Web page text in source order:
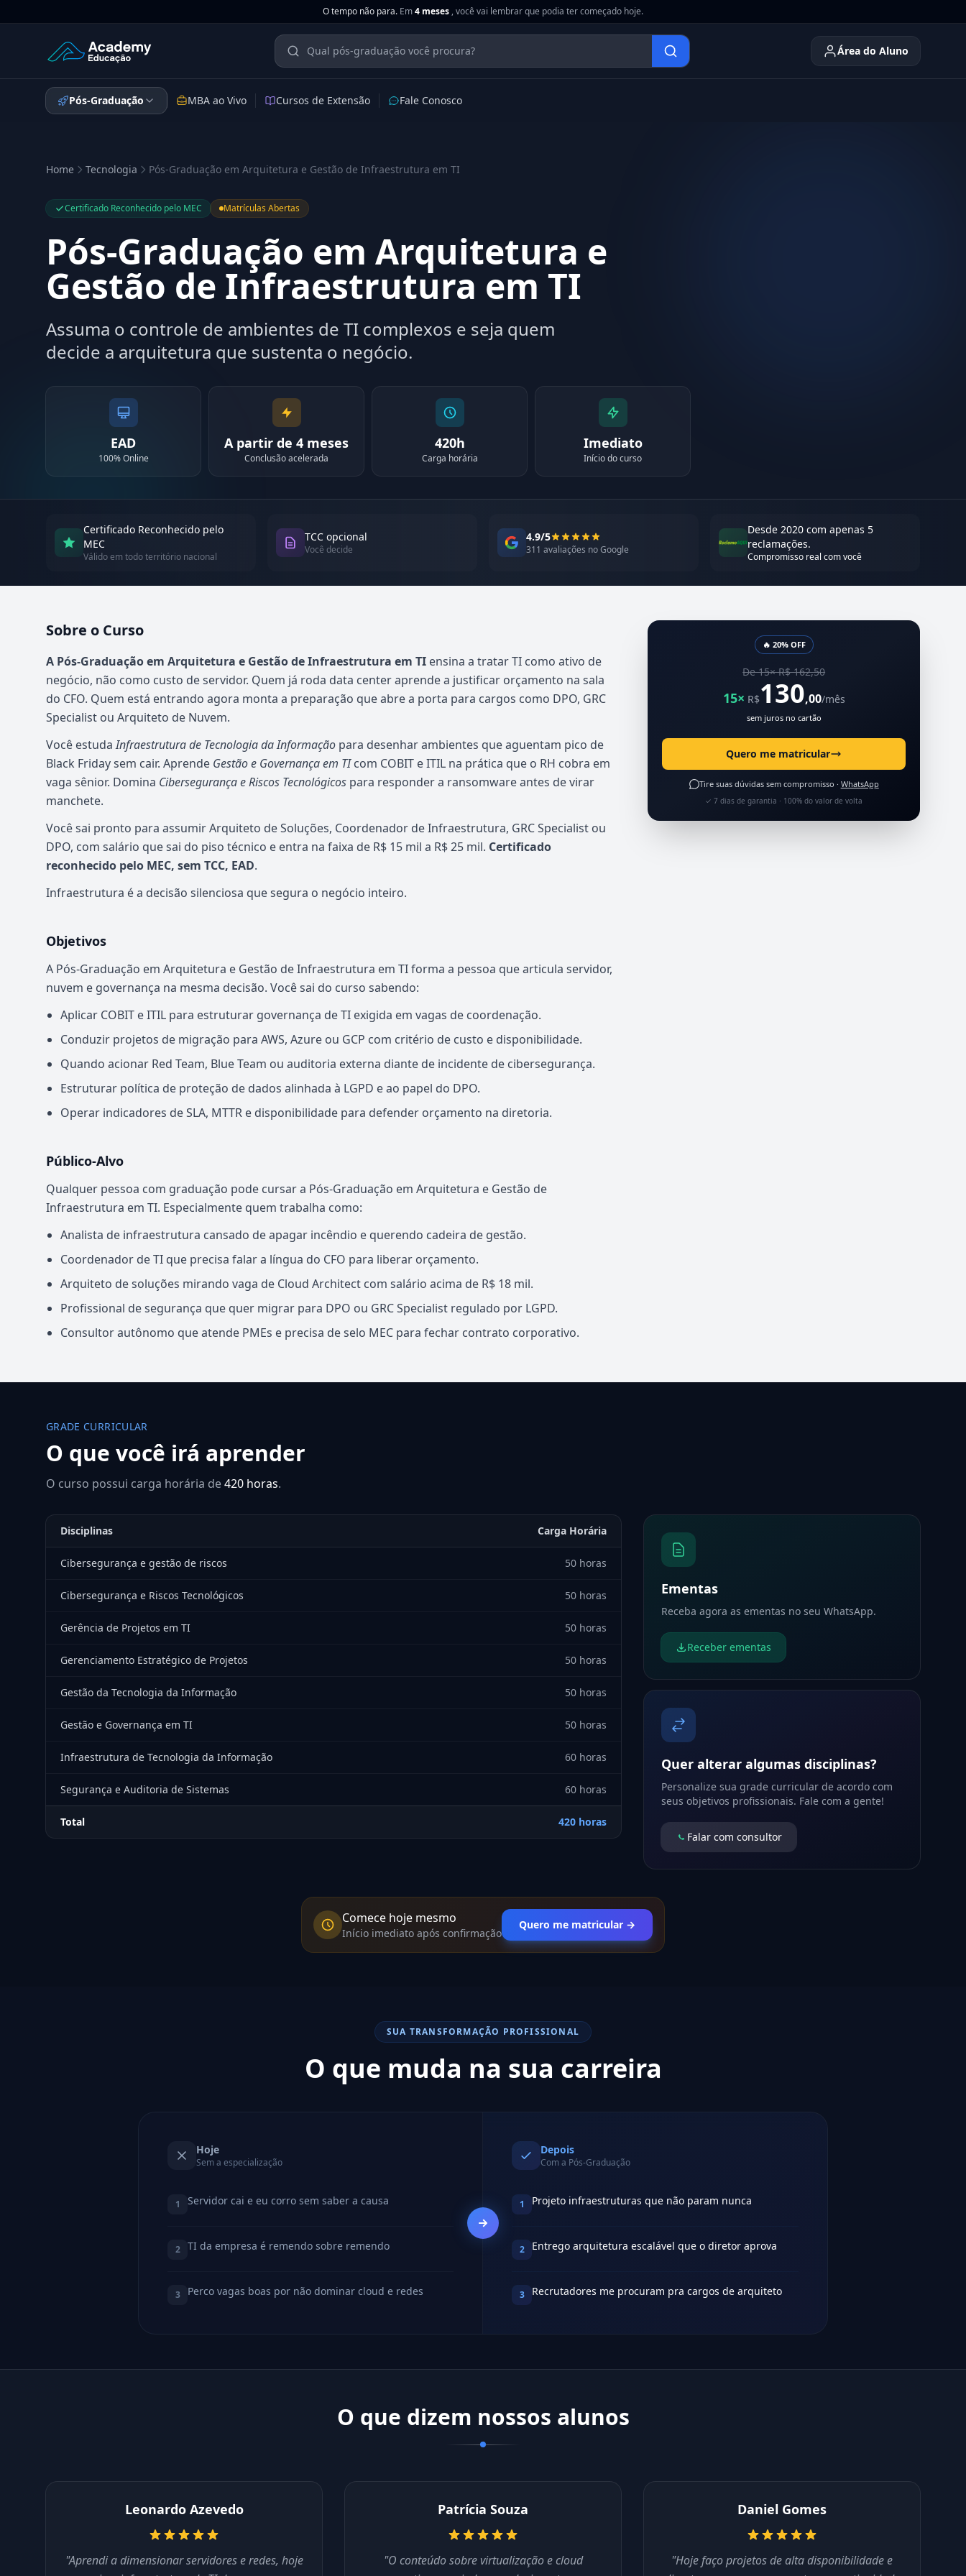
O tempo não para. Em4 meses , você vai lembrar que podia ter começado hoje.
Academy Educação — Página Inicial Área do Aluno
Pós-Graduação MBA ao Vivo Cursos de Extensão Fale Conosco
Home Tecnologia Pós-Graduação em Arquitetura e Gestão de Infraestrutura em TI
Certificado Reconhecido pelo MEC Matrículas Abertas
Pós-Graduação em Arquitetura e
Gestão de Infraestrutura em TI
Assuma o controle de ambientes de TI complexos e seja quem
decide a arquitetura que sustenta o negócio.
EAD
100% Online
A partir de 4 meses
Conclusão acelerada
420h
Carga horária
Imediato
Início do curso
Certificado Reconhecido pelo
MEC
Válido em todo território nacional
TCC opcional
Você decide
4.9/5
311 avaliações no Google
Desde 2020 com apenas 5
reclamações.
Compromisso real com você
Sobre o Curso
Atualizado em abril de 2026
A Pós-Graduação em Arquitetura e Gestão de Infraestrutura em TI ensina a tratar TI como ativo de
negócio, não como custo de servidor. Quem já roda data center aprende a justificar orçamento na sala
do CFO. Quem está entrando agora monta a preparação que abre a porta para cargos como DPO, GRC
Specialist ou Arquiteto de Nuvem.
Você estudaInfraestrutura de Tecnologia da Informação para desenhar ambientes que aguentam pico de
Black Friday sem cair. Aprende Gestão e Governança em TIcom COBIT e ITIL na prática que o RH cobra em
vaga sênior. Domina Cibersegurança e Riscos Tecnológicos para responder a ransomware antes de virar
manchete.
Você sai pronto para assumir Arquiteto de Soluções, Coordenador de Infraestrutura, GRC Specialist ou
DPO, com salário que sai do piso técnico e entra na faixa de R$ 15 mil a R$ 25 mil. Certificado
reconhecido pelo MEC, sem TCC, EAD.
Infraestrutura é a decisão silenciosa que segura o negócio inteiro.
Objetivos
A Pós-Graduação em Arquitetura e Gestão de Infraestrutura em TI forma a pessoa que articula servidor,
nuvem e governança na mesma decisão. Você sai do curso sabendo:
Aplicar COBIT e ITIL para estruturar governança de TI exigida em vagas de coordenação.
Conduzir projetos de migração para AWS, Azure ou GCP com critério de custo e disponibilidade.
Quando acionar Red Team, Blue Team ou auditoria externa diante de incidente de cibersegurança.
Estruturar política de proteção de dados alinhada à LGPD e ao papel do DPO.
Operar indicadores de SLA, MTTR e disponibilidade para defender orçamento na diretoria.
Público-Alvo
Qualquer pessoa com graduação pode cursar a Pós-Graduação em Arquitetura e Gestão de
Infraestrutura em TI. Especialmente quem trabalha como:
Analista de infraestrutura cansado de apagar incêndio e querendo cadeira de gestão.
Coordenador de TI que precisa falar a língua do CFO para liberar orçamento.
Arquiteto de soluções mirando vaga de Cloud Architect com salário acima de R$ 18 mil.
Profissional de segurança que quer migrar para DPO ou GRC Specialist regulado por LGPD.
Consultor autônomo que atende PMEs e precisa de selo MEC para fechar contrato corporativo.
🔥 20% OFF
De 15× R$ 162,50
15× R$130,00/mês
sem juros no cartão
Quero me matricular
Tire suas dúvidas sem compromisso · WhatsApp
✓ 7 dias de garantia · 100% do valor de volta
GRADE CURRICULAR
O que você irá aprender
O curso possui carga horária de420 horas.
Disciplinas Carga Horária
Cibersegurança e gestão de riscos 50 horas
Cibersegurança e Riscos Tecnológicos 50 horas
Gerência de Projetos em TI 50 horas
Gerenciamento Estratégico de Projetos 50 horas
Gestão da Tecnologia da Informação 50 horas
Gestão e Governança em TI 50 horas
Infraestrutura de Tecnologia da Informação 60 horas
Segurança e Auditoria de Sistemas 60 horas
Total 420 horas
Ementas
Receba agora as ementas no seu WhatsApp.
Receber ementas
Quer alterar algumas disciplinas?
Personalize sua grade curricular de acordo com
seus objetivos profissionais. Fale com a gente!
Falar com consultor
Comece hoje mesmo
Início imediato após confirmação
Quero me matricular →
SUA TRANSFORMAÇÃO PROFISSIONAL
O que muda na sua carreira
Hoje
Sem a especialização
1 Servidor cai e eu corro sem saber a causa
2 TI da empresa é remendo sobre remendo
3 Perco vagas boas por não dominar cloud e redes
Depois
Com a Pós-Graduação
1 Projeto infraestruturas que não param nunca
2 Entrego arquitetura escalável que o diretor aprova
3 Recrutadores me procuram pra cargos de arquiteto
O que dizem nossos alunos
Leonardo Azevedo
"Aprendi a dimensionar servidores e redes, hoje
Patrícia Souza
"O conteúdo sobre virtualização e cloud
Daniel Gomes
"Hoje faço projetos de alta disponibilidade e